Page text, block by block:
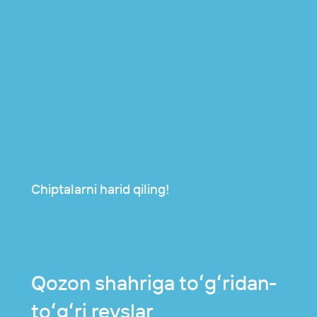
Kafe va
restoranlar
Duty Free
Chiptalarni harid qiling!
Qozon shahriga toʻgʻridan-
toʻgʻri reyslar